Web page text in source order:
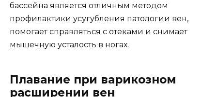
бассейна является отличным методом
профилактики усугубления патологии вен,
помогает справляться с отеками и снимает
мышечную усталость в ногах.
Плавание при варикозном
расширении вен